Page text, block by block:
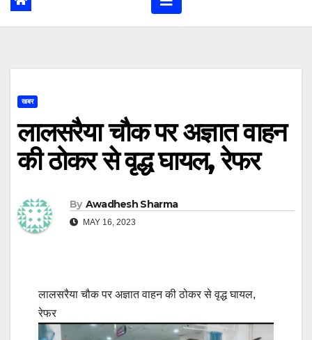
खबर
लालसरैया चौक पर अज्ञात वाहन
की ठोकर से वृद्ध घायल, रेफर
By Awadhesh Sharma
MAY 16, 2023
लालसरैया चौक पर अज्ञात वाहन की ठोकर से वृद्ध घायल,
रेफर